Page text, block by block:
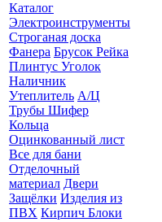
Каталог
Электроинструменты
Строганая доска
Фанера Брусок Рейка
Плинтус Уголок
Наличник
Утеплитель А/Ц
Трубы Шифер
Кольца
Оцинкованный лист
Все для бани
Отделочный
материал Двери
Защёлки Изделия из
ПВХ Кирпич Блоки